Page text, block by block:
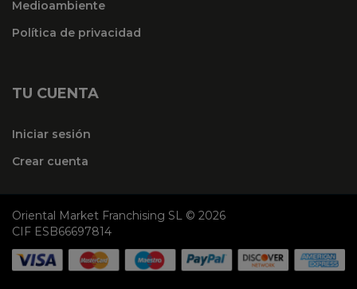
Medioambiente
Política de privacidad
TU CUENTA
Iniciar sesión
Crear cuenta
Oriental Market Franchising SL © 2026
CIF ESB66697814